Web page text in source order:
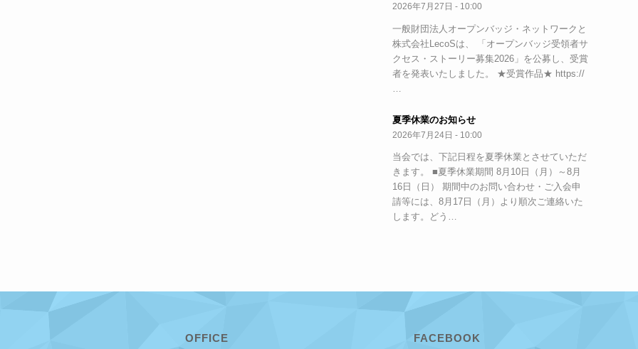
2026年7月27日 - 10:00
一般財団法人オープンバッジ・ネットワークと
株式会社LecoSは、 「オープンバッジ受領者サ
クセス・ストーリー募集2026」を公募し、受賞
者を発表いたしました。 ★受賞作品★ https://
夏季休業のお知らせ
2026年7月24日 - 10:00
当会では、下記日程を夏季休業とさせていただ
きます。 ■夏季休業期間 8月10日（月）～8月
16日（日） 期間中のお問い合わせ・ご入会申
請等には、8月17日（月）より順次ご連絡いた
します。どう…
OFFICE FACEBOOK